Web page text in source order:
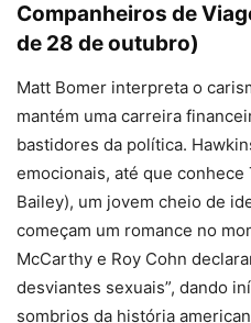
Companheiros de
de 28 de outubro)
Matt Bomer interpreta o
mantém uma carreira
bastidores da política.
emocionais, até que conhece
Bailey), um jovem cheio de
começam um romance no
McCarthy e Roy Cohn
desviantes sexuais”, dando
sombrios da história